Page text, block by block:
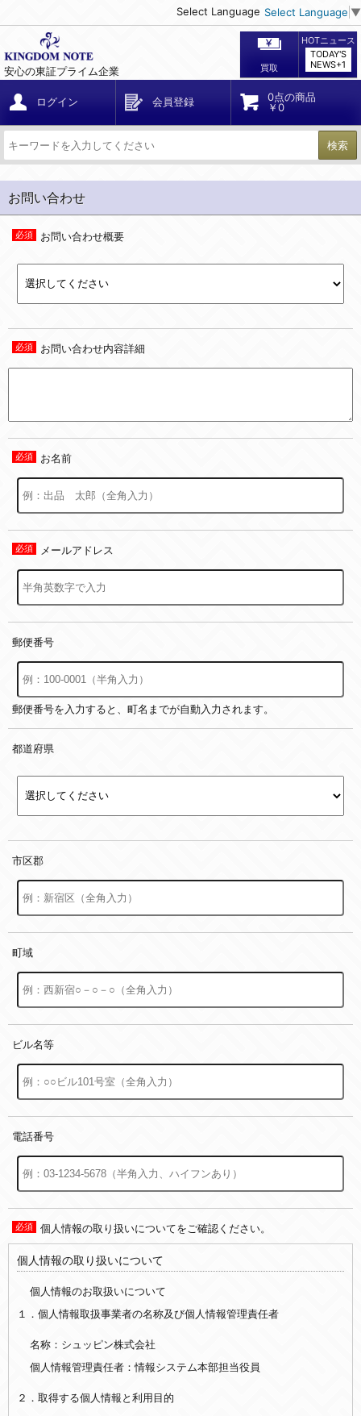
Select Language Select Language ▼
安心の東証プライム企業 買取
HOTニュース
TODAY'S
NEWS+1
ログイン 会員登録
0点の商品
￥0
検索
お問い合わせ
お問い合わせ概要
お問い合わせ内容詳細
お名前
メールアドレス
郵便番号
郵便番号を入力すると、町名までが自動入力されます。
都道府県
市区郡
町域
ビル名等
電話番号
個人情報の取り扱いについてをご確認ください。
個人情報の取り扱いについて
個人情報のお取扱いについて
１．個人情報取扱事業者の名称及び個人情報管理責任者
名称：シュッピン株式会社
個人情報管理責任者：情報システム本部担当役員
２．取得する個人情報と利用目的